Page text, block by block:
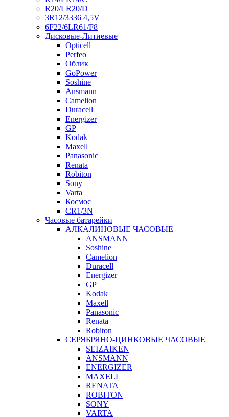
R20/LR20/D
3R12/3336 4,5V
6F22/6LR61/F8
Дисковые-Литиевые
Opticell
Perfeo
Облик
GoPower
Soshine
Ansmann
Camelion
Duracell
Energizer
GP
Kodak
Maxell
Panasonic
Renata
Robiton
Sony
Varta
Космос
CR1/3N
Часовые батарейки
АЛКАЛИНОВЫЕ ЧАСОВЫЕ
ANSMANN
Soshine
Camelion
Duracell
Energizer
GP
Kodak
Maxell
Panasonic
Renata
Robiton
СЕРЯБРЯНО-ЦИНКОВЫЕ ЧАСОВЫЕ
SEIZAIKEN
ANSMANN
ENERGIZER
MAXELL
RENATA
ROBITON
SONY
VARTA